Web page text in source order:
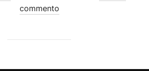
il
commento